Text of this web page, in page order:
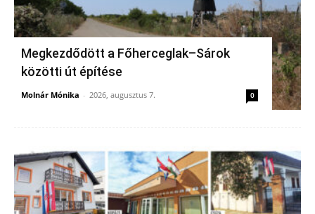
Megkezdődött a Főherceglak–Sárok
közötti út építése
Molnár Mónika - 2026, augusztus 7. 0